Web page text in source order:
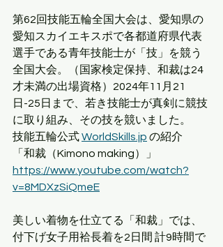
第62回技能五輪全国大会は、愛知県の
愛知スカイエキスポで各都道府県代表
選手である青年技能士が「技」を競う
全国大会。（国家検定保持、和裁は24
才未満の出場資格）2024年11月21
日-25日まで、若き技能士が真剣に競技
に取り組み、その技を競いました。
技能五輪公式 WorldSkills.jp の紹介
「和裁（Kimono making）」
https://www.youtube.com/watch?
v=8MDXzSiQmeE
美しい着物を仕立てる「和裁」では、
付下げ女子用袷長着を2日間 計9時間で